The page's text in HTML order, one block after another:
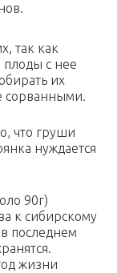
так как
с нее
их
сорванными.
что груши
нуждается
90г)
к сибирскому
последнем
жизни